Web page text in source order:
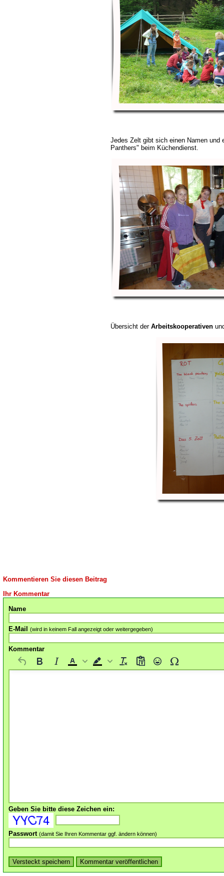
Jedes Zelt gibt sich einen Namen und
Panthers" beim Küchendienst.
Übersicht der Arbeitskooperativen
Kommentieren Sie diesen Beitrag
Ihr Kommentar
Name
E-Mail (wird in keinem Fall angezeigt oder weitergegeben)
Kommentar
Geben Sie bitte diese Zeichen ein:
Passwort (damit Sie Ihren Kommentar ggf. ändern können)